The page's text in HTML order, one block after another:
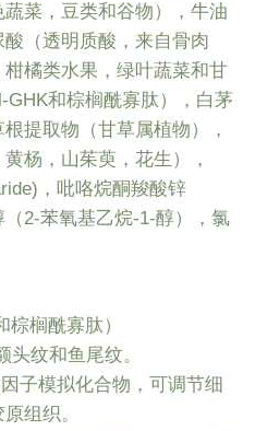
菜，豆类和谷物），牛油
（透明质酸，来自骨肉
橘类水果，绿叶蔬菜和甘
GHK和棕榈酰寡肽），白茅
提取物（甘草属植物），
杨，山茱萸，花生），
，吡咯烷酮羧酸锌
（2-苯氧基乙烷-1-醇），氯
榈酰寡肽）
头纹和鱼尾纹。
子模拟化合物，可调节细
组织。